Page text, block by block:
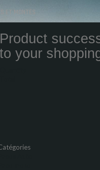
ET MONTÉS
Product
to your